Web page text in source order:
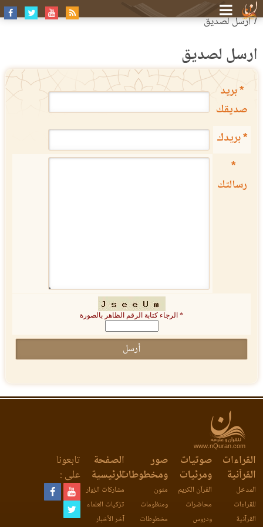
الرئيسية
أرسل لصديق
أرسل لصديق
* بريد
صديقك
* بريدك
*
رسالتك
* الرجاء كتابة الرقم الظاهر بالصورة
www.nQuran.com
القراءات
القرآنية
المدخل
للقراءات
القرآنية
صوتيات
ومرئيات
القرآن الكريم
محاضرات
ودروس
صور
ومخطوطات
متون
ومنظومات
مخطوطات
الصفحة
الرئيسية
مشاركات الزوار
تزكيات العلماء
آخر الأخبار
تابعونا
على :